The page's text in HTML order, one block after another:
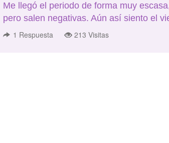
Me llegó el periodo de forma muy
pero salen negativas. Aún así siento el
1 Respuesta 213 Visitas